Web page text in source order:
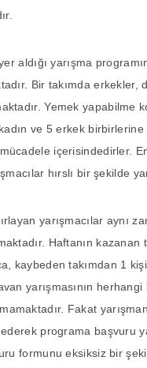
aldığı yarışma
Bir takımda erkekler,
Yemek yapabilme
ve 5 erkek birbirlerine
içerisindedirler.
hırslı bir şekilde
yarışmacılar aynı
Haftanın kazanan
kaybeden takımdan 1
yarışmasının herhangi
Fakat
programa başvuru
formunu eksiksiz bir